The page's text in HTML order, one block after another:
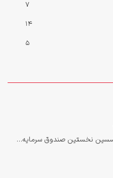
7
14
5
مجمع مؤسسین نخستین صندوق سرمایه‌گذاری ارزی کشور «صندوق ارزی مانا ملت» برگزار شد.